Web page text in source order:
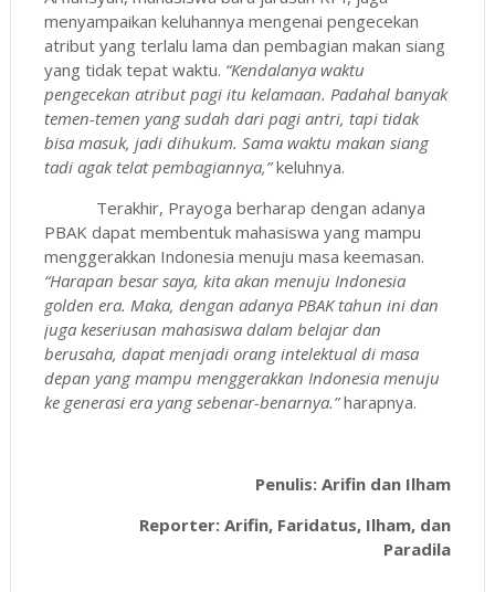
menyampaikan keluhannya mengenai pengecekan
atribut yang terlalu lama dan pembagian makan siang
yang tidak tepat waktu. “Kendalanya waktu
pengecekan atribut pagi itu kelamaan. Padahal banyak
temen-temen yang sudah dari pagi antri, tapi tidak
bisa masuk, jadi dihukum. Sama waktu makan siang
tadi agak telat pembagiannya,”keluhnya.
Terakhir, Prayoga berharap dengan adanya
PBAK dapat membentuk mahasiswa yang mampu
menggerakkan Indonesia menuju masa keemasan.
“Harapan besar saya, kita akan menuju Indonesia
golden era. Maka, dengan adanya PBAK tahun ini dan
juga keseriusan mahasiswa dalam belajar dan
berusaha, dapat menjadi orang intelektual di masa
depan yang mampu menggerakkan Indonesia menuju
ke generasi era yang sebenar-benarnya.”harapnya.
Penulis: Arifin dan Ilham
Reporter: Arifin, Faridatus, Ilham, dan
Paradila